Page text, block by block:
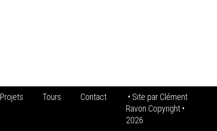
Projets Tours Contact • Site par Clément
Ravon Copyright •
2026